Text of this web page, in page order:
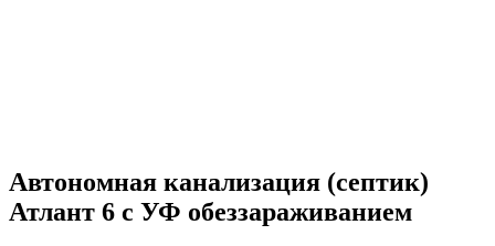
Автономная канализация (септик)
Атлант 6 с УФ обеззараживанием